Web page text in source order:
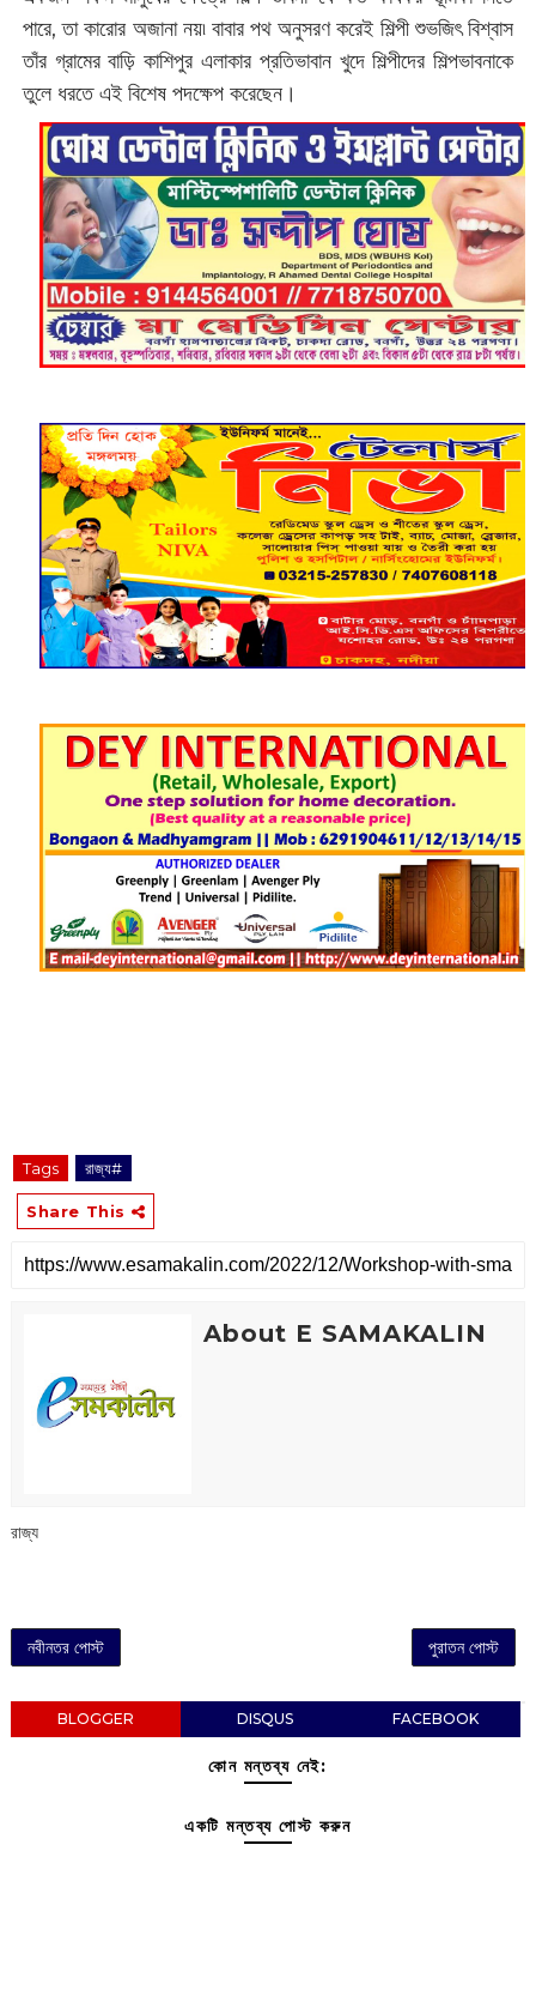
পারে, তা কারোর অজানা নয়৷ বাবার পথ অনুসরণ করেই শিল্পী শুভজিৎ বিশ্বাস
তাঁর গ্রামের বাড়ি কাশিপুর এলাকার প্রতিভাবান খুদে শিল্পীদের শিল্পভাবনাকে
তুলে ধরতে এই বিশেষ পদক্ষেপ করেছেন।
Tags রাজ্য#
Share This
About E SAMAKALIN
রাজ্য
নবীনতর পোস্ট পুরাতন পোস্ট
BLOGGER DISQUS FACEBOOK
কোন মন্তব্য নেই:
একটি মন্তব্য পোস্ট করুন